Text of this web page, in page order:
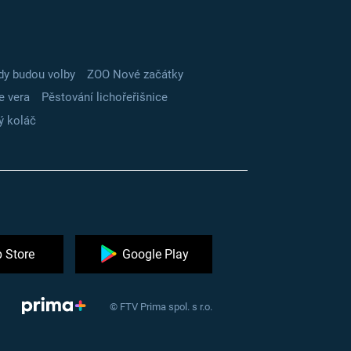
budou volby
ZOO Nové začátky
vera
Pěstování lichořeřišnice
koláč
Store Google Play
© FTV Prima spol. s r.o.